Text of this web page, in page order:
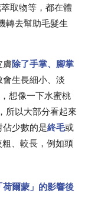
取物等，都在體
轉去幫助毛髮生
膚除了手掌、腳掌
會生長細小、淡
想像一下水蜜桃
所以大部分看起來
佔少數的是終毛或
粗、較長，例如頭
爾蒙」的影響後